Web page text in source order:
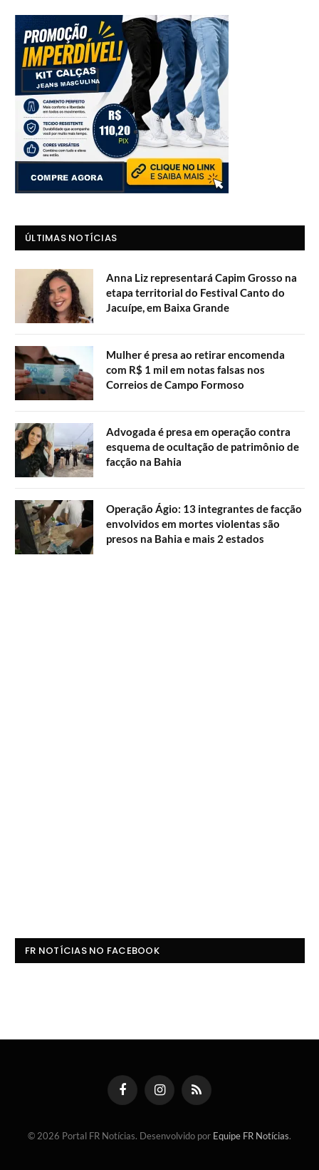
ÚLTIMAS NOTÍCIAS
Anna Liz representará Capim Grosso na
etapa territorial do Festival Canto do
Jacuípe, em Baixa Grande
Mulher é presa ao retirar encomenda
com R$ 1 mil em notas falsas nos
Correios de Campo Formoso
Advogada é presa em operação contra
esquema de ocultação de patrimônio de
facção na Bahia
Operação Ágio: 13 integrantes de facção
envolvidos em mortes violentas são
presos na Bahia e mais 2 estados
FR NOTÍCIAS NO FACEBOOK
FacebookInstagramRSS
© 2026 Portal FR Notícias. Desenvolvido por Equipe FR Notícias.